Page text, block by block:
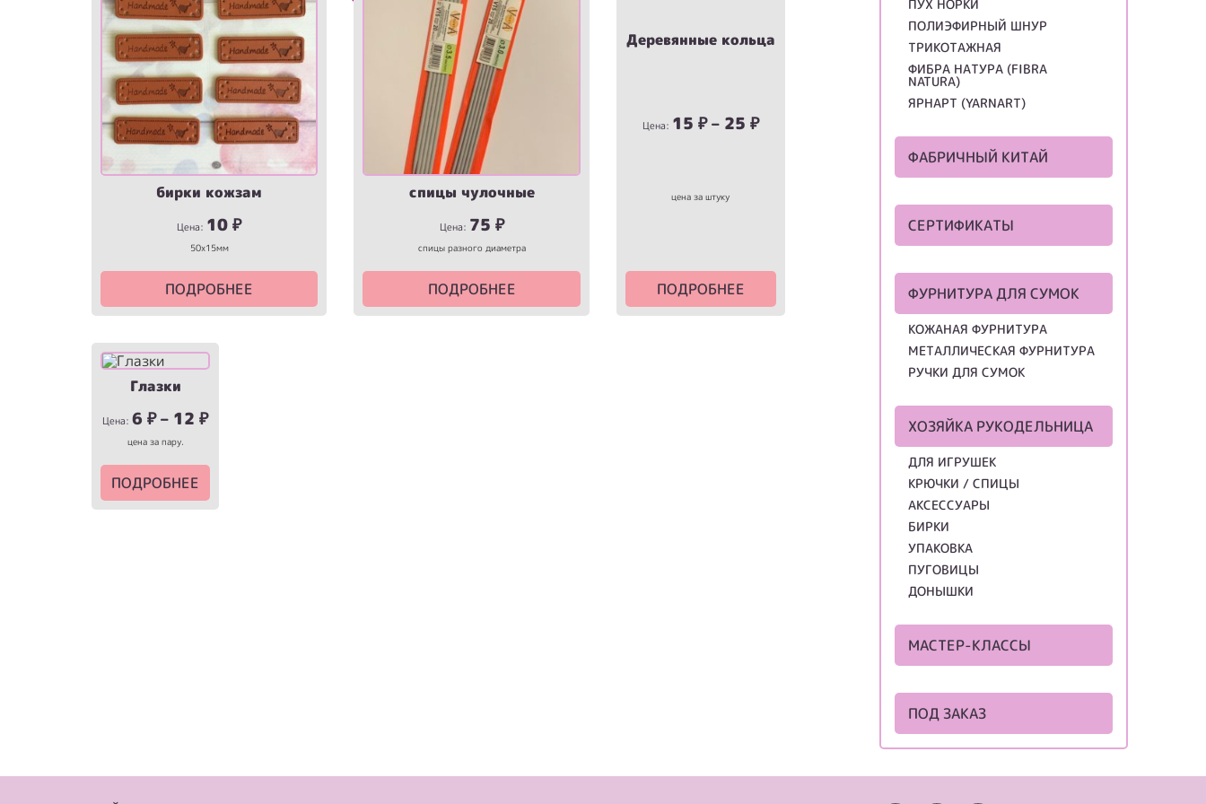
ПУХ НОРКИ
ПОЛИЭФИРНЫЙ ШНУР
ТРИКОТАЖНАЯ
ФИБРА НАТУРА (FIBRA
NATURA)
ЯРНАРТ (YARNART)
ФАБРИЧНЫЙ КИТАЙ
СЕРТИФИКАТЫ
ФУРНИТУРА ДЛЯ СУМОК
КОЖАНАЯ ФУРНИТУРА
МЕТАЛЛИЧЕСКАЯ ФУРНИТУРА
РУЧКИ ДЛЯ СУМОК
ХОЗЯЙКА РУКОДЕЛЬНИЦА
ДЛЯ ИГРУШЕК
КРЮЧКИ / СПИЦЫ
АКСЕССУАРЫ
БИРКИ
УПАКОВКА
ПУГОВИЦЫ
ДОНЫШКИ
МАСТЕР-КЛАССЫ
ПОД ЗАКАЗ
бирки кожзам
Цена: 10₽
50х15мм
ПОДРОБНЕЕ
спицы чулочные
Цена: Первоначальная
составляла
90 ₽.
75 ₽Текущая
75 ₽.
спицы разного диаметра
ПОДРОБНЕЕ
Деревянные кольца
Цена: 15 ₽– 25 ₽
цена за штуку
ПОДРОБНЕЕ
Глазки
Цена: 6 ₽– 12 ₽
цена за пару.
ПОДРОБНЕЕ